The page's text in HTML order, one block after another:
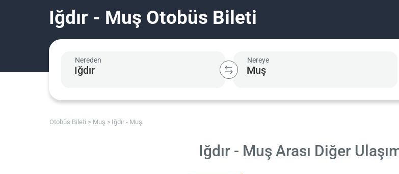
Iğdır - Muş Otobüs Bileti
Nereden Nereye
Otobüs Bileti Muş Iğdır - Muş
Iğdır - Muş Arası Diğer